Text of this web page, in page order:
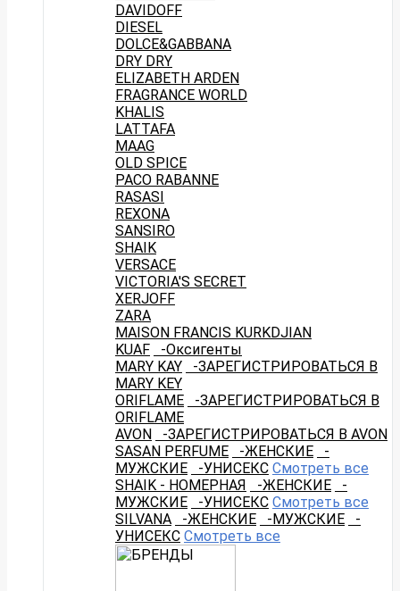
DAVIDOFF
DIESEL
DOLCE&GABBANA
DRY DRY
ELIZABETH ARDEN
FRAGRANCE WORLD
KHALIS
LATTAFA
MAAG
OLD SPICE
PACO RABANNE
RASASI
REXONA
SANSIRO
SHAIK
VERSACE
VICTORIA'S SECRET
XERJOFF
ZARA
MAISON FRANCIS KURKDJIAN
KUAF
-Оксигенты
MARY KAY
-ЗАРЕГИСТРИРОВАТЬСЯ В
MARY KEY
ORIFLAME
-ЗАРЕГИСТРИРОВАТЬСЯ В
ORIFLAME
AVON
-ЗАРЕГИСТРИРОВАТЬСЯ В AVON
SASAN PERFUME
-ЖЕНСКИЕ
-
МУЖСКИЕ
-УНИСЕКС Смотреть все
SHAIK - НОМЕРНАЯ
-ЖЕНСКИЕ
-
МУЖСКИЕ
-УНИСЕКС Смотреть все
SILVANA
-ЖЕНСКИЕ -МУЖСКИЕ
-
УНИСЕКС Смотреть все